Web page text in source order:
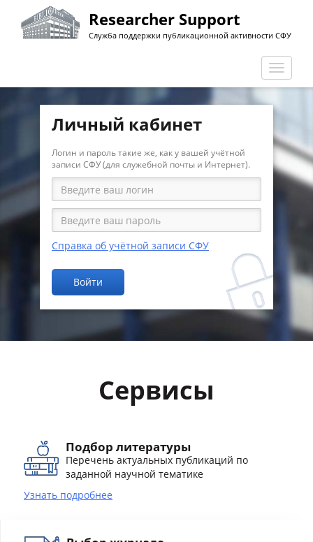
Перейти
основному
Researcher Support
Служба поддержки публикационной активности СФУ
Личный кабинет
Логин и пароль такие же, как у вашей учётной
записи СФУ (для служебной почты и Интернет).
Справка об учётной записи СФУ
Войти
Сервисы
Подбор литературы
Перечень актуальных публикаций по
заданной научной тематике
Узнать подробнее